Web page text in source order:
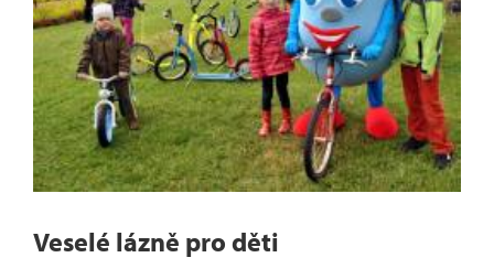
Veselé lázně pro děti